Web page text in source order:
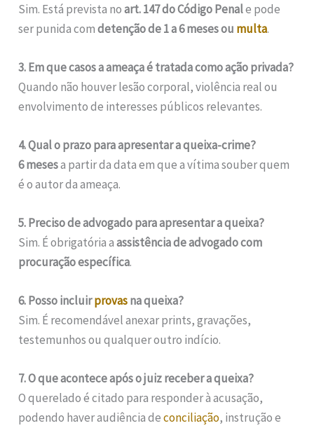
Sim. Está prevista noart. 147 do Código Penale pode
ser punida comdetenção de 1 a 6 meses ou multa.
3. Em que casos a ameaça é tratada como ação privada?
Quando não houver lesão corporal, violência real ou
envolvimento de interesses públicos relevantes.
4. Qual o prazo para apresentar a queixa-crime?
6 mesesa partir da data em que a vítima souber quem
é o autor da ameaça.
5. Preciso de advogado para apresentar a queixa?
Sim. É obrigatória aassistência de advogado com
procuração específica.
6. Posso incluirprovasna queixa?
Sim. É recomendável anexar prints, gravações,
testemunhos ou qualquer outro indício.
7. O que acontece após o juiz receber a queixa?
O querelado é citado para responder à acusação,
podendo haver audiência deconciliação, instrução e